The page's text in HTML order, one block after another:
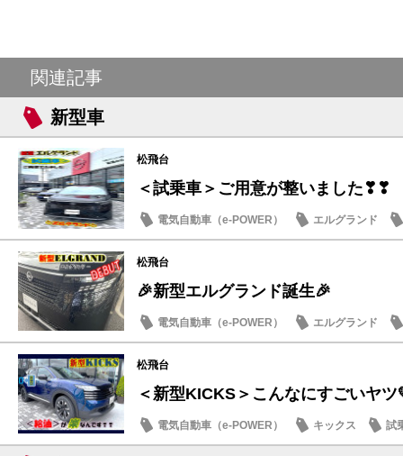
関連記事
新型車
松飛台
＜試乗車＞ご用意が整いました❣❣
電気自動車（e-POWER）
エルグランド
日産のお店
松飛台
🎉新型エルグランド誕生🎉
電気自動車（e-POWER）
エルグランド
日産のお店
松飛台
＜新型KICKS＞こんなにすごいヤツ
電気自動車（e-POWER） キックス
試
日産のお店